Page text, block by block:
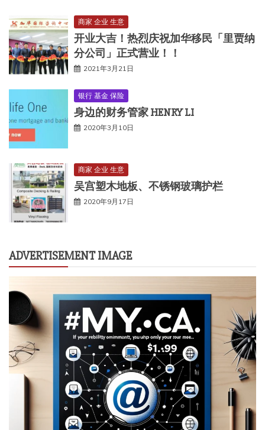
商家 企业 生意
开业大吉！热烈庆祝加华移民「里贾纳
分公司」正式营业！！
2021年3月21日
银行 基金 保险
身边的财务管家 HENRY LI
2020年3月10日
商家 企业 生意
吴宫塑木地板、不锈钢玻璃护栏
2020年9月17日
ADVERTISEMENT IMAGE